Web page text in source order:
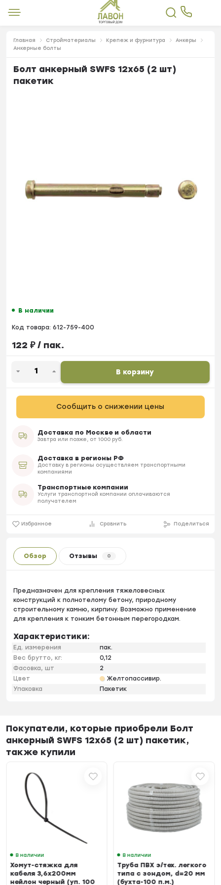
Главная Стройматериалы Крепеж и фурнитура
Анкеры
Анкерные болты
Болт анкерный SWFS 12х65 (2 шт)
пакетик
В наличии
Код товара: 612-759-400
122 ₽/ пак.
В корзину
Сообщить о снижении цены
Доставка по Москве и области
Завтра или позже, от 1000 руб.
Доставка в регионы РФ
Доставку в регионы осуществляем транспортными
компаниями
Транспортные компании
Услуги транспортной компании оплачиваются
получателем
Избранное Сравнить Поделиться
Обзор Отзывы 0
Предназначен для крепления тяжеловесных
конструкций к полнотелому бетону, природному
строительному камню, кирпичу. Возможно применение
для крепления к тонким бетонным перегородкам.
Характеристики:
Ед. измерения
пак.
Вес брутто, кг:
0,12
Фасовка, шт
2
Цвет
Желтопассивир.
Упаковка
Пакетик
Покупатели, которые приобрели Болт
анкерный SWFS 12х65 (2 шт) пакетик,
также купили
В наличии
Хомут-стяжка для
кабеля 3,6х200мм
нейлон черный (уп. 100
В наличии
Труба ПВХ э/тех. легкого
типа с зондом, d=20 мм
(бухта-100 п.м.)